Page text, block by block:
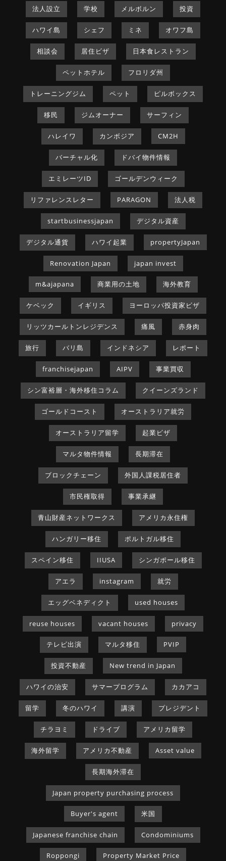
法人設立 学校 メルボルン 投資
ハワイ島 シェフ ミネ オワフ島
相談会 居住ビザ 日本食レストラン
ペットホテル フロリダ州
トレーニングジム ペット ピルボックス
移民 ジムオーナー サーフィン
ハレイワ カンボジア CM2H
バーチャル化 ドバイ物件情報
エミレーツID ゴールデンウィーク
リファレンスレター PARAGON 法人税
startbusinessjapan デジタル資産
デジタル通貨 ハワイ起業 propertyJapan
Renovation Japan japan invest
m&ajapana 商業用の土地 海外教育
ケベック イギリス ヨーロッパ投資家ビザ
リッツカールトンレジデンス 痛風 赤身肉
旅行 バリ島 インドネシア レポート
franchisejapan AIPV 事業買収
シン富裕層・海外移住コラム クイーンズランド
ゴールドコースト オーストラリア就労
オーストラリア留学 起業ビザ
マルタ物件情報 長期滞在
ブロックチェーン 外国人課税居住者
市民権取得 事業承継
青山財産ネットワークス アメリカ永住権
ハンガリー移住 ポルトガル移住
スペイン移住 IIUSA シンガポール移住
アエラ instagram 就労
エッグベネディクト used houses
reuse houses vacant houses privacy
テレビ出演 マルタ移住 PVIP
投資不動産 New trend in Japan
ハワイの治安 サマープログラム カカアコ
留学 冬のハワイ 講演 プレジデント
チラヨミ ドライブ アメリカ留学
海外留学 アメリカ不動産 Asset value
長期海外滞在
Japan property purchasing process
Buyer's agent 米国
Japanese franchise chain Condominiums
Roppongi Property Market Price